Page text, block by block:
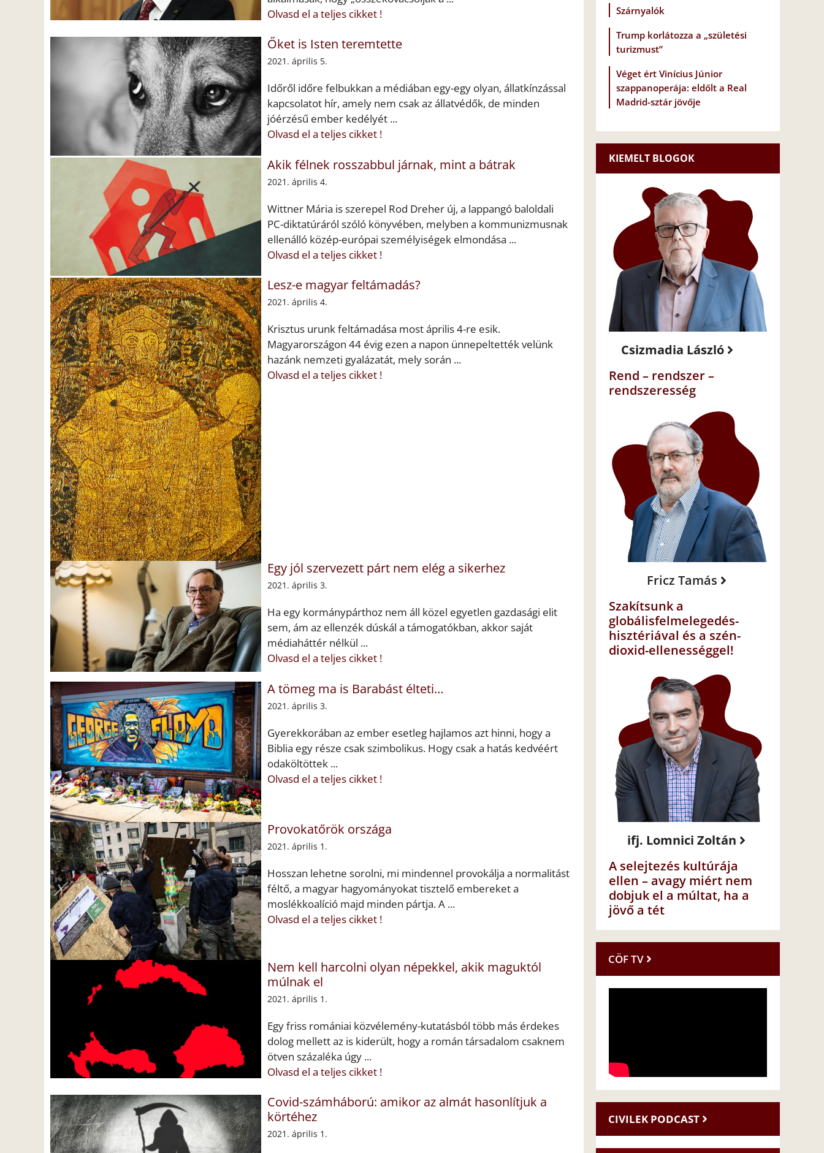
Olvasd el a teljes cikket !
Őket is Isten teremtette
2021. április 5.
Időről időre felbukkan a médiában egy-egy olyan, állatkínzással
kapcsolatot hír, amely nem csak az állatvédők, de minden
jóérzésű ember kedélyét ...
Olvasd el a teljes cikket !
Akik félnek rosszabbul járnak, mint a bátrak
2021. április 4.
Wittner Mária is szerepel Rod Dreher új, a lappangó baloldali
PC-diktatúráról szóló könyvében, melyben a kommunizmusnak
ellenálló közép-európai személyiségek elmondása ...
Olvasd el a teljes cikket !
Lesz-e magyar feltámadás?
2021. április 4.
Krisztus urunk feltámadása most április 4-re esik.
Magyarországon 44 évig ezen a napon ünnepeltették velünk
hazánk nemzeti gyalázatát, mely során ...
Olvasd el a teljes cikket !
Egy jól szervezett párt nem elég a sikerhez
2021. április 3.
Ha egy kormánypárthoz nem áll közel egyetlen gazdasági elit
sem, ám az ellenzék dúskál a támogatókban, akkor saját
médiaháttér nélkül ...
Olvasd el a teljes cikket !
A tömeg ma is Barabást élteti…
2021. április 3.
Gyerekkorában az ember esetleg hajlamos azt hinni, hogy a
Biblia egy része csak szimbolikus. Hogy csak a hatás kedvéért
odaköltöttek ...
Olvasd el a teljes cikket !
Provokatőrök országa
2021. április 1.
Hosszan lehetne sorolni, mi mindennel provokálja a normalitást
féltő, a magyar hagyományokat tisztelő embereket a
moslékkoalíció majd minden pártja. A ...
Olvasd el a teljes cikket !
Nem kell harcolni olyan népekkel, akik maguktól
múlnak el
2021. április 1.
Egy friss romániai közvélemény-kutatásból több más érdekes
dolog mellett az is kiderült, hogy a román társadalom csaknem
ötven százaléka úgy ...
Olvasd el a teljes cikket !
Covid-számháború: amikor az almát hasonlítjuk a
körtéhez
2021. április 1.
Szárnyalók
Trump korlátozza a „születési
turizmust”
Véget ért Vinícius Júnior
szappanoperája: eldőlt a Real
Madrid-sztár jövője
KIEMELT BLOGOK
Csizmadia László
Rend – rendszer –
rendszeresség
Fricz Tamás
Szakítsunk a
globálisfelmelegedés-
hisztériával és a szén-
dioxid-ellenességgel!
ifj. Lomnici Zoltán
A selejtezés kultúrája
ellen – avagy miért nem
dobjuk el a múltat, ha a
jövő a tét
CÖF TV
CIVILEK PODCAST